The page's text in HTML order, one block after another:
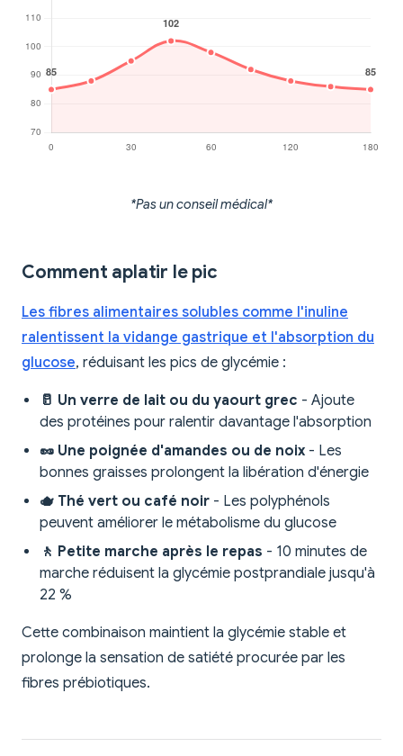
*Pas un conseil médical*
Comment aplatir le pic
Les fibres alimentaires solubles comme l'inuline
ralentissent la vidange gastrique et l'absorption du
glucose, réduisant les pics de glycémie :
🥛 Un verre de lait ou du yaourt grec - Ajoute
des protéines pour ralentir davantage l'absorption
🥜 Une poignée d'amandes ou de noix - Les
bonnes graisses prolongent la libération d'énergie
🫖 Thé vert ou café noir - Les polyphénols
peuvent améliorer le métabolisme du glucose
🚶 Petite marche après le repas - 10 minutes de
marche réduisent la glycémie postprandiale jusqu'à
22 %
Cette combinaison maintient la glycémie stable et
prolonge la sensation de satiété procurée par les
fibres prébiotiques.